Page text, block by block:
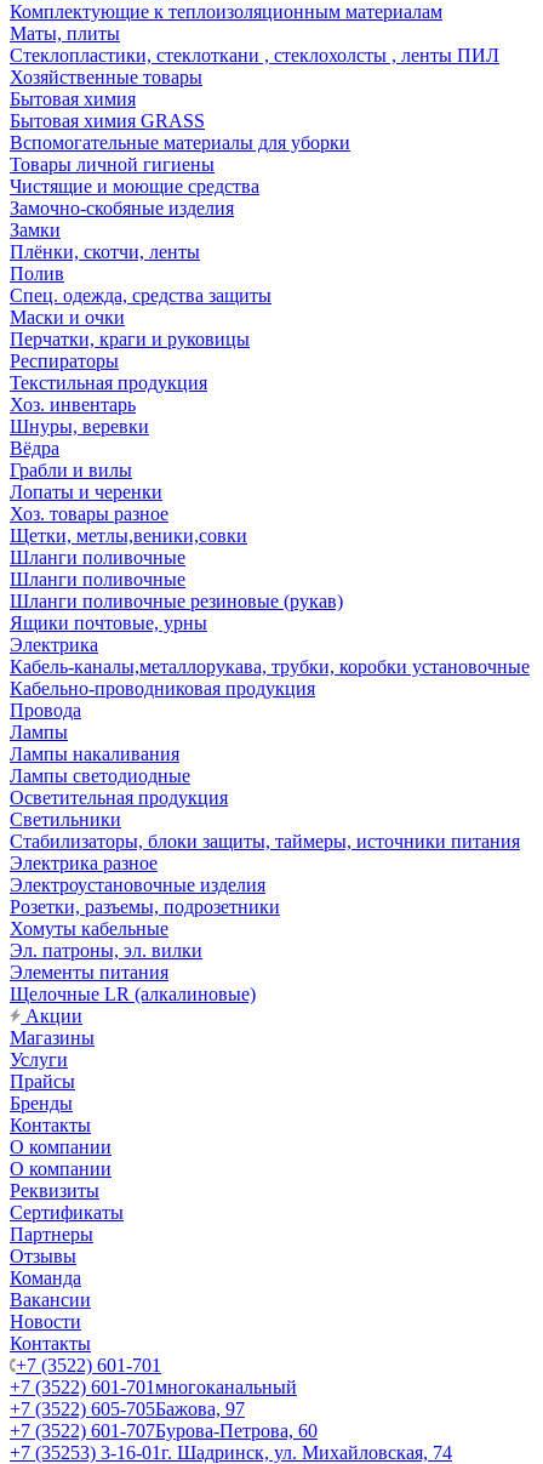
Комплектующие к теплоизоляционным материалам
Маты, плиты
Стеклопластики, стеклоткани , стеклохолсты , ленты ПИЛ
Хозяйственные товары
Бытовая химия
Бытовая химия GRASS
Вспомогательные материалы для уборки
Товары личной гигиены
Чистящие и моющие средства
Замочно-скобяные изделия
Замки
Плёнки, скотчи, ленты
Полив
Спец. одежда, средства защиты
Маски и очки
Перчатки, краги и руковицы
Респираторы
Текстильная продукция
Хоз. инвентарь
Шнуры, веревки
Вёдра
Грабли и вилы
Лопаты и черенки
Хоз. товары разное
Щетки, метлы,веники,совки
Шланги поливочные
Шланги поливочные
Шланги поливочные резиновые (рукав)
Ящики почтовые, урны
Электрика
Кабель-каналы,металлорукава, трубки, коробки установочные
Кабельно-проводниковая продукция
Провода
Лампы
Лампы накаливания
Лампы светодиодные
Осветительная продукция
Светильники
Стабилизаторы, блоки защиты, таймеры, источники питания
Электрика разное
Электроустановочные изделия
Розетки, разъемы, подрозетники
Хомуты кабельные
Эл. патроны, эл. вилки
Элементы питания
Щелочные LR (алкалиновые)
Акции
Магазины
Услуги
Прайсы
Бренды
Контакты
О компании
О компании
Реквизиты
Сертификаты
Партнеры
Отзывы
Команда
Вакансии
Новости
Контакты
+7 (3522) 601-701
+7 (3522) 601-701многоканальный
+7 (3522) 605-705Бажова, 97
+7 (3522) 601-707Бурова-Петрова, 60
+7 (35253) 3-16-01г. Шадринск, ул. Михайловская, 74